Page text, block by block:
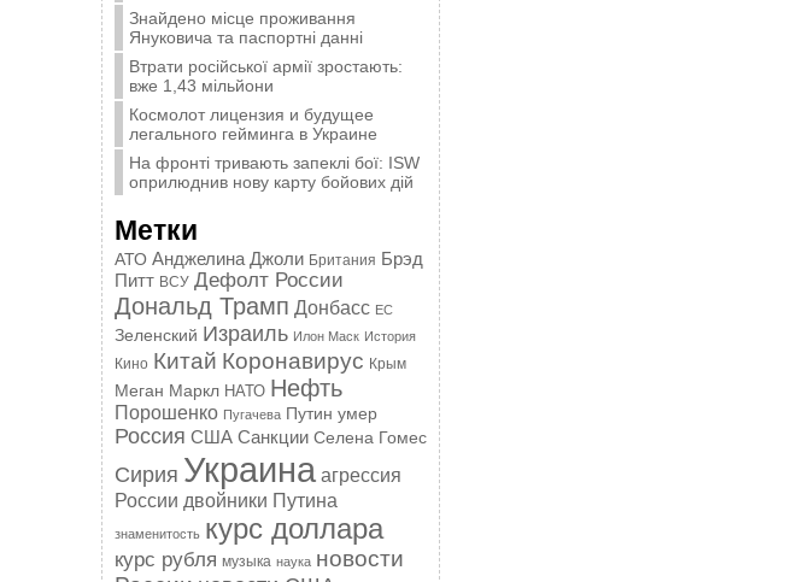
Знайдено місце проживання
Януковича та паспортні данні
Втрати російської армії зростають:
вже 1,43 мільйони
Космолот лицензия и будущее
легального гейминга в Украине
На фронті тривають запеклі бої: ISW
оприлюднив нову карту бойових дій
Метки
АТО Анджелина Джоли Британия Брэд
Питт ВСУ Дефолт России
Дональд Трамп Донбасс ЕС
Зеленский Израиль Илон Маск История
Кино Китай Коронавирус Крым
Меган Маркл НАТО Нефть
Порошенко Пугачева Путин умер
Россия США Санкции Селена Гомес
Сирия Украина агрессия
России двойники Путина
знаменитость курс доллара
курс рубля музыка наука новости